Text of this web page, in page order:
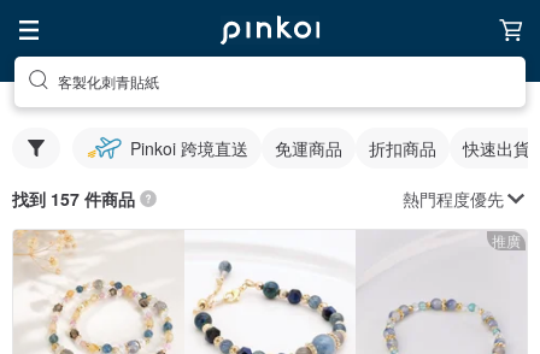
客製化刺青貼紙
Pinkoi 跨境直送 免運商品 折扣商品 快速出貨
找到 157 件商品 熱門程度優先
推廣